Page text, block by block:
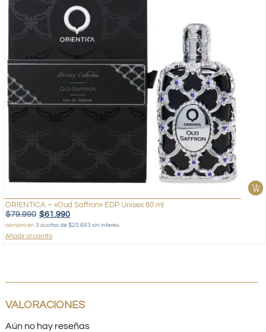
ORIENTICA – «Oud Saffron» EDP Unisex 80 ml
$79.990 $61.990
compra en 3 cuotas de $20.663 sin interés
Añadir al carrito
VALORACIONES
Aún no hay reseñas